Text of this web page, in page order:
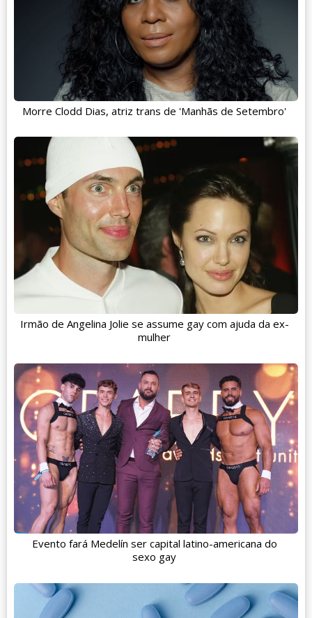
Morre Clodd Dias, atriz trans de 'Manhãs de Setembro'
Irmão de Angelina Jolie se assume gay com ajuda da ex-
mulher
Evento fará Medelín ser capital latino-americana do
sexo gay